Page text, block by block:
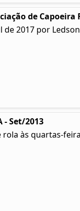
de
de 2017 por
- Set/2013
rola às quartas-